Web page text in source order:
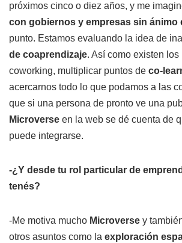
próximos cinco o diez años, y me
con gobiernos y empresas sin ánimo
punto. Estamos evaluando la idea de
de coaprendizaje. Así como existen
coworking, multiplicar puntos de co-
acercarnos todo lo que podamos a las
que si una persona de pronto ve una
Microverse en la web se dé cuenta de
puede integrarse.
-¿Y desde tu rol particular de
tenés?
-Me motiva mucho Microverse y
otros asuntos como la exploración